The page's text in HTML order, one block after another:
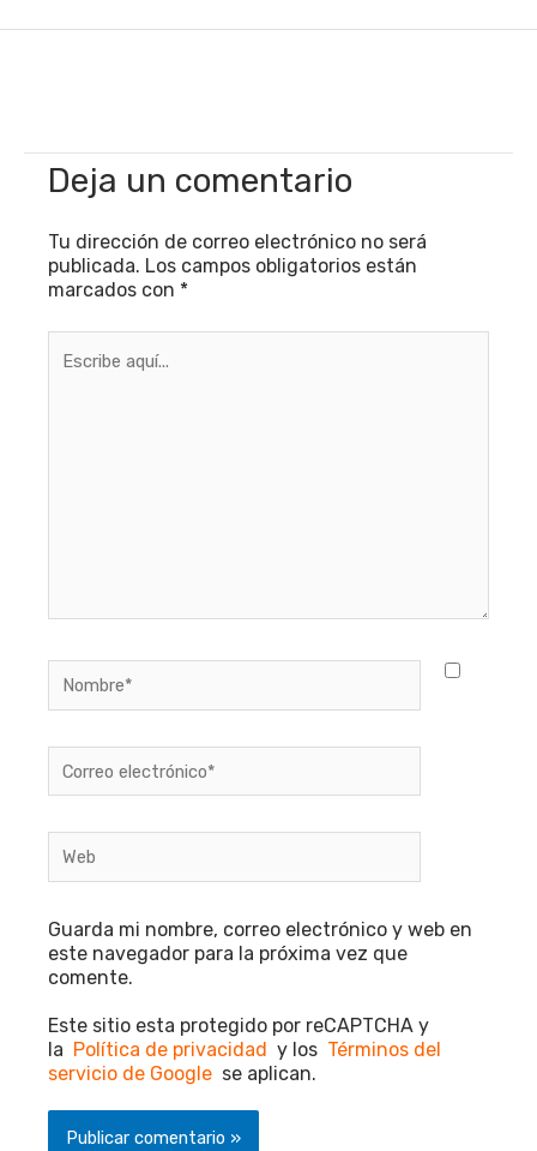
Deja un comentario
Tu dirección de correo electrónico no será
publicada. Los campos obligatorios están
marcados con *
aquí...
electrónico*
Guarda mi nombre, correo electrónico y web en
este navegador para la próxima vez que
comente.
Este sitio esta protegido por reCAPTCHA y
la Política de privacidad y los Términos del
servicio de Google se aplican.